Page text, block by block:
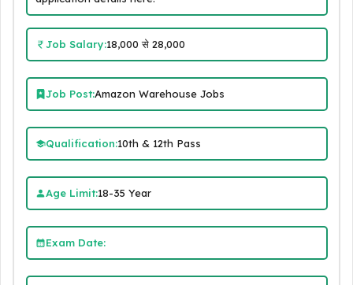
Job Salary:₹18,000 से ₹28,000
Job Post:Amazon Warehouse Jobs
Qualification:10th & 12th Pass
Age Limit:18-35 Year
Exam Date: